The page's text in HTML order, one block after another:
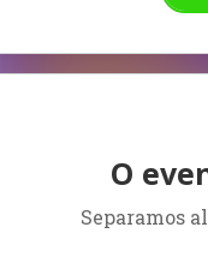
O
Separamos